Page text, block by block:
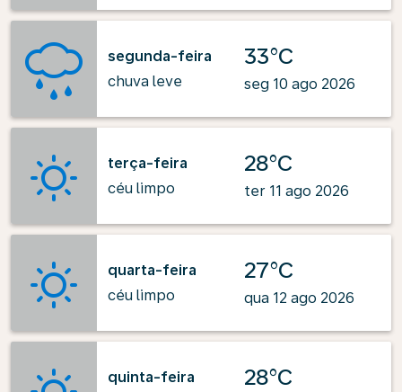
segunda-feira
chuva leve
33°C
seg 10 ago 2026
terça-feira
céu limpo
28°C
ter 11 ago 2026
quarta-feira
céu limpo
27°C
qua 12 ago 2026
quinta-feira
28°C